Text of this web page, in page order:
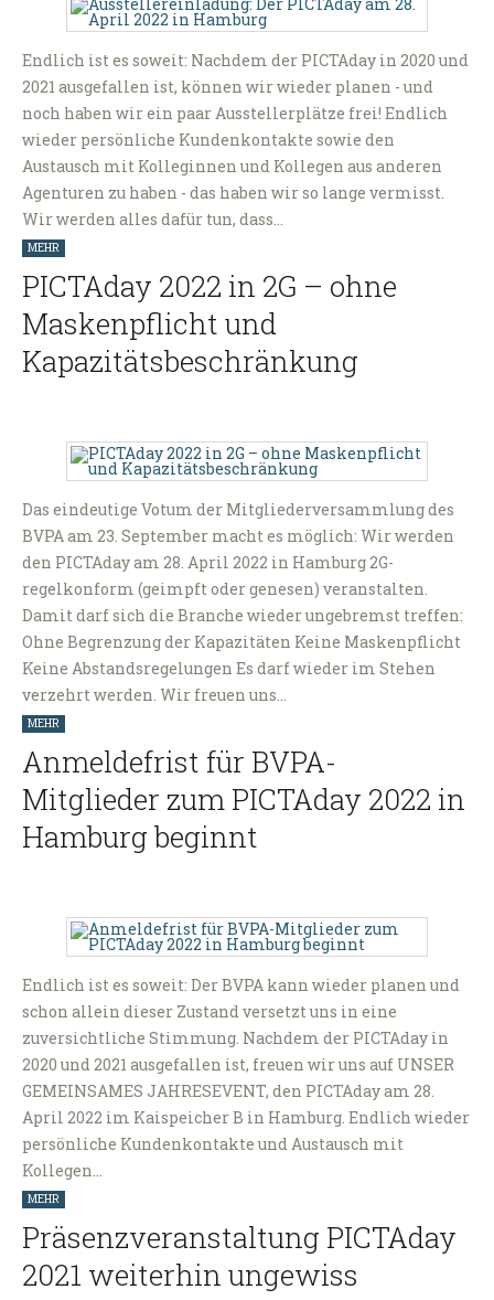
Endlich ist es soweit: Nachdem der PICTAday in 2020 und
2021 ausgefallen ist, können wir wieder planen - und
noch haben wir ein paar Ausstellerplätze frei! Endlich
wieder persönliche Kundenkontakte sowie den
Austausch mit Kolleginnen und Kollegen aus anderen
Agenturen zu haben - das haben wir so lange vermisst.
Wir werden alles dafür tun, dass…
MEHR
PICTAday 2022 in 2G – ohne
Maskenpflicht und
Kapazitätsbeschränkung
Das eindeutige Votum der Mitgliederversammlung des
BVPA am 23. September macht es möglich: Wir werden
den PICTAday am 28. April 2022 in Hamburg 2G-
regelkonform (geimpft oder genesen) veranstalten.
Damit darf sich die Branche wieder ungebremst treffen:
Ohne Begrenzung der Kapazitäten Keine Maskenpflicht
Keine Abstandsregelungen Es darf wieder im Stehen
verzehrt werden. Wir freuen uns…
MEHR
Anmeldefrist für BVPA-
Mitglieder zum PICTAday 2022 in
Hamburg beginnt
Endlich ist es soweit: Der BVPA kann wieder planen und
schon allein dieser Zustand versetzt uns in eine
zuversichtliche Stimmung. Nachdem der PICTAday in
2020 und 2021 ausgefallen ist, freuen wir uns auf UNSER
GEMEINSAMES JAHRESEVENT, den PICTAday am 28.
April 2022 im Kaispeicher B in Hamburg. Endlich wieder
persönliche Kundenkontakte und Austausch mit
Kollegen…
MEHR
Präsenzveranstaltung PICTAday
2021 weiterhin ungewiss